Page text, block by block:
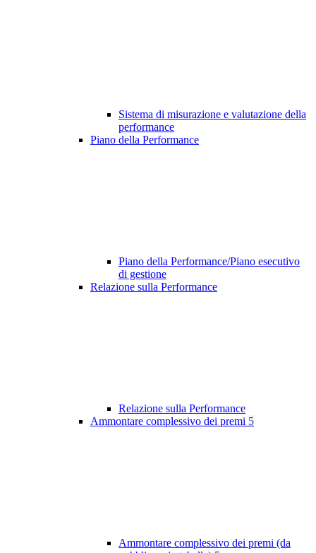
Sistema di misurazione e valutazione della
performance
Piano della Performance
Piano della Performance/Piano esecutivo
di gestione
Relazione sulla Performance
Relazione sulla Performance
Ammontare complessivo dei premi 5
Ammontare complessivo dei premi (da